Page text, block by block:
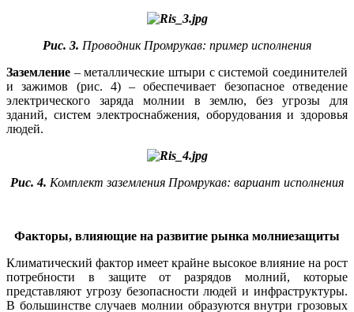
Рис. 3. Проводник Промрукав: пример исполнения
Заземление – металлические штыри с системой соединителей
и зажимов (рис. 4) – обеспечивает безопасное отведение
электрического заряда молнии в землю, без угрозы для
зданий, систем электроснабжения, оборудования и здоровья
людей.
Рис. 4. Комплект заземления Промрукав: вариант исполнения
Факторы, влияющие на развитие рынка молниезащиты
Климатический фактор имеет крайне высокое влияние на рост
потребности в защите от разрядов молний, которые
представляют угрозу безопасности людей и инфраструктуры.
В большинстве случаев молнии образуются внутри грозовых